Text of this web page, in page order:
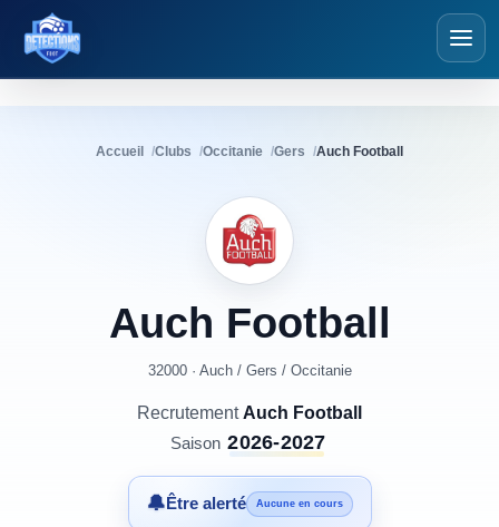
Détections Foot
Accueil Clubs Occitanie Gers Auch Football
Auch Football
32000 · Auch/ Gers / Occitanie
RecrutementAuch Football
Saison 2026-2027
🔔Être alerté Aucune en cours